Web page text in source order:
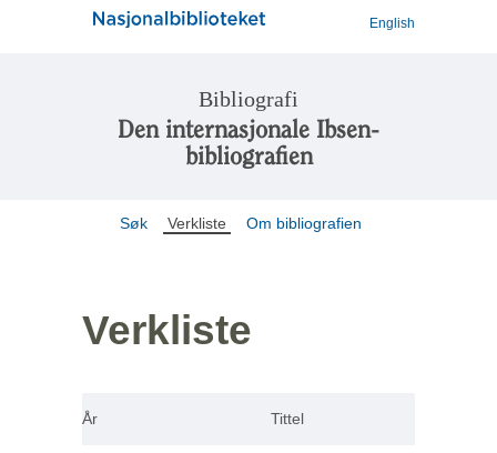
English
Bibliografi
Den internasjonale Ibsen-
bibliografien
Søk Verkliste Om bibliografien
Verkliste
År Tittel